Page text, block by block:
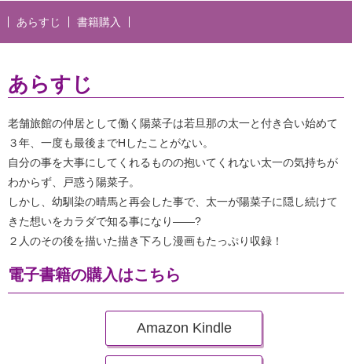
あらすじ 書籍購入
あらすじ
老舗旅館の仲居として働く陽菜子は若旦那の太一と付き合い始めて
３年、一度も最後までHしたことがない。
自分の事を大事にしてくれるものの抱いてくれない太一の気持ちが
わからず、戸惑う陽菜子。
しかし、幼馴染の晴馬と再会した事で、太一が陽菜子に隠し続けて
きた想いをカラダで知る事になり――?
２人のその後を描いた描き下ろし漫画もたっぷり収録！
電子書籍の購入はこちら
Amazon Kindle